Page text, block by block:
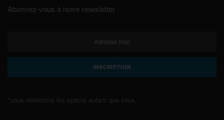
Abonnez-vous à notre newsletter
*nous détestons les spams autant que vous